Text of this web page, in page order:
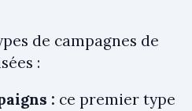
de campagnes de
:
: ce premier type